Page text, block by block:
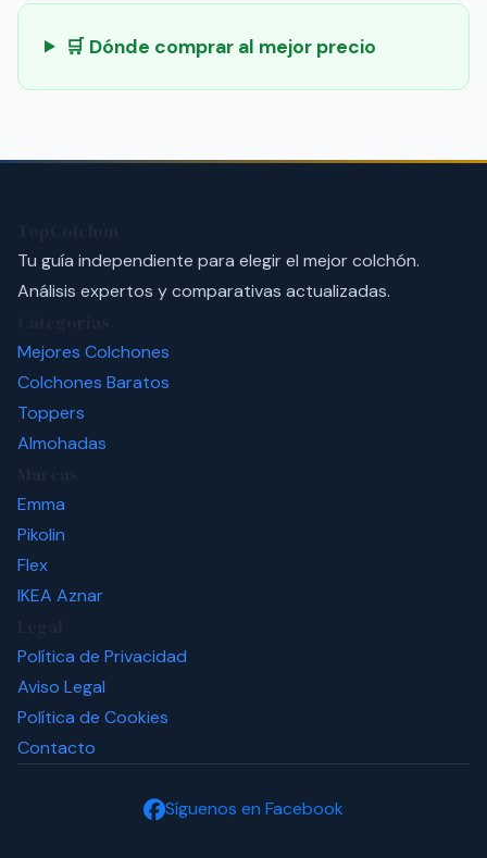
🛒 Dónde comprar al mejor precio
Tu guía independiente para elegir el mejor colchón.
Análisis expertos y comparativas actualizadas.
Mejores Colchones
Colchones Baratos
Toppers
Almohadas
Emma
Pikolin
Flex
IKEA Aznar
Política de Privacidad
Aviso Legal
Política de Cookies
Contacto
Síguenos en Facebook